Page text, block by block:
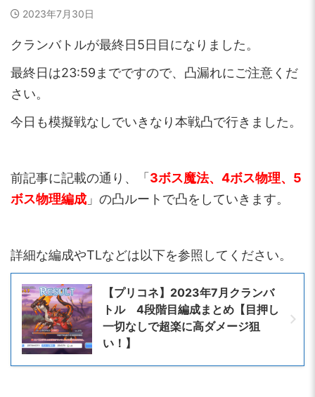
2023年7月30日
クランバトルが最終日5日目になりました。
最終日は23:59までですので、凸漏れにご注意くだ
さい。
今日も模擬戦なしでいきなり本戦凸で行きました。
前記事に記載の通り、「3ボス魔法、4ボス物理、5
ボス物理編成 」の凸ルートで凸をしていきます。
詳細な編成やTLなどは以下を参照してください。
【プリコネ】2023年7月クランバ
トル 4段階目編成まとめ【目押し
一切なしで超楽に高ダメージ狙
い！】